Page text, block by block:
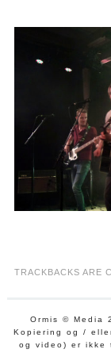
TRACKBACKS ARE
Ormis © Media
Kopiering og /
og video) er ikke